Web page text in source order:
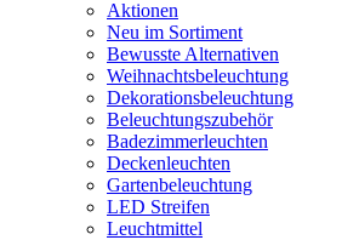
Aktionen
Neu im Sortiment
Bewusste Alternativen
Weihnachtsbeleuchtung
Dekorationsbeleuchtung
Beleuchtungszubehör
Badezimmerleuchten
Deckenleuchten
Gartenbeleuchtung
LED Streifen
Leuchtmittel